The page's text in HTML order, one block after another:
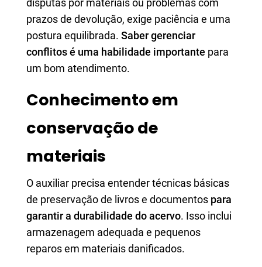
prazos de devolução, exige paciência e uma
postura equilibrada. Saber gerenciar
conflitos é uma habilidade importante para
um bom atendimento.
Conhecimento em
conservação de
materiais
O auxiliar precisa entender técnicas básicas
de preservação de livros e documentos para
garantir a durabilidade do acervo. Isso inclui
armazenagem adequada e pequenos
reparos em materiais danificados.